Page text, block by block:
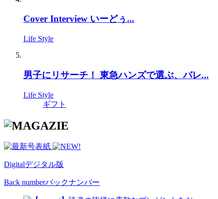
Cover Interview いーどぅ...
Life Style
男子にリサーチ！ 東急ハンズで選ぶ、バレ...
Life Style
ギフト
Digitalデジタル版
Back numberバックナンバー